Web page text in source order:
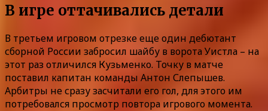
В игре оттачивались детали
В третьем игровом отрезке еще один дебютант
сборной России забросил шайбу в ворота Уистла – на
этот раз отличился Кузьменко. Точку в матче
поставил капитан команды Антон Слепышев.
Арбитры не сразу засчитали его гол, для этого им
потребовался просмотр повтора игрового момента.